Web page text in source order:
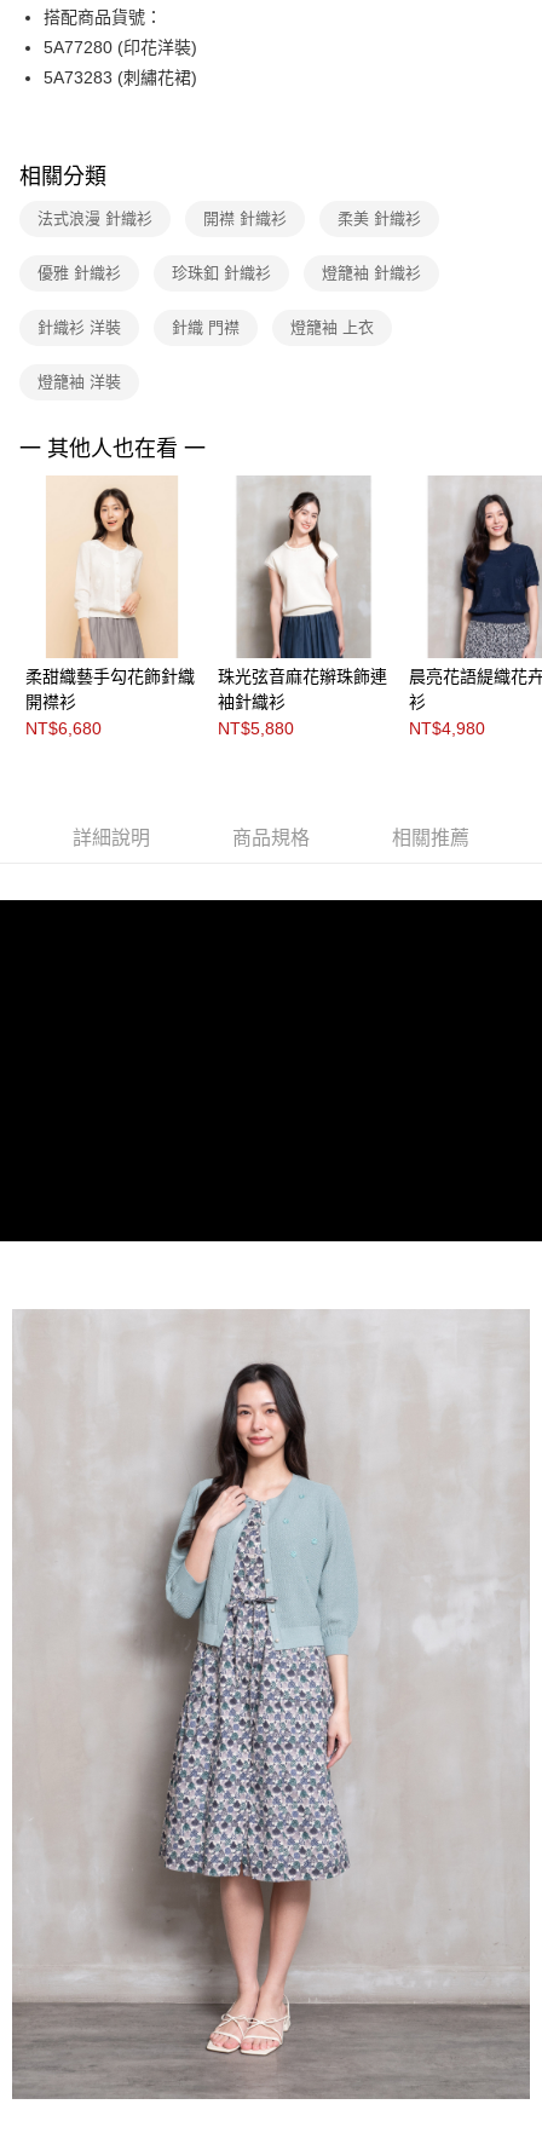
２．便利：只要手機號碼，簡訊認證，即可結帳。
【「AFTEE先享後付」結帳流程】
３．收到繳費通知簡訊後14天內，點擊此簡訊中的連結，可透過四大超商／
ATM／網路銀行／等多元方式進行付款，方視為交易完成。
※ 請注意：結帳手續完成當下不需立刻繳費，但若您需要取消訂單，請聯絡
購買商品的店家。未經商家同意取消之訂單仍視為有效，需透過AFTEE先享
※ 交易是否成功請以「AFTEE先享後付 」之結帳頁面顯示為準，若有關於
客戶支援中心」
https://netprotections.freshdesk.com/support/home
１．透過由恩沛科技股份有限公司提供之「AFTEE先享後付」服務完成之交
２．關於個人資料處理事宜，請瀏覽以下網址：
３．未成年的使用者請事先徵得法定代理人或監護人之同意方可使用
「AFTEE先享後付」，若未經同意申辦者引起之損失，本公司不負相關責
４．使用「AFTEE先享後付」時，將依據個別帳號之用戶狀況，依本公司即
時審查核予不同之上限額度；若仍有額度不足之情形，本公司將視審查結果
請求用戶進行身份認證。
５．嚴禁一人註冊多個帳號或使用他人資訊註冊。若發現惡意使用之情形，
恩沛科技股份有限公司將有權停止該用戶之使用額度並採取法律行動。
付款後全家FamilyMart取貨
每筆NT$90，滿NT$3,600(含以上)免運費
每筆NT$90，滿NT$3,600(含以上)免運費
離島宅配 (蘭嶼恕不配送)
免運費
搭配商品貨號：
5A77280 (印花洋裝)
5A73283 (刺繡花裙)
相關分類
法式浪漫 針織衫 開襟 針織衫 柔美 針織衫
優雅 針織衫 珍珠釦 針織衫 燈籠袖 針織衫
針織衫 洋裝 針織 門襟 燈籠袖 上衣
燈籠袖 洋裝
一 其他人也在看 一
柔甜織藝手勾花飾針織
開襟衫
NT$6,680
珠光弦音麻花辮珠飾連
袖針織衫
NT$5,880
晨亮花語緹織花
衫
NT$4,980
詳細說明 商品規格 相關推薦